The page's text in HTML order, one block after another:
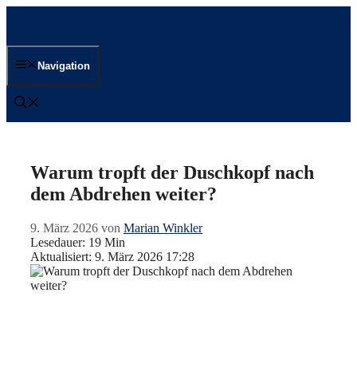
Navigation
Warum tropft der Duschkopf nach
dem Abdrehen weiter?
9. März 2026 von Marian Winkler
Lesedauer: 19 Min
Aktualisiert: 9. März 2026 17:28